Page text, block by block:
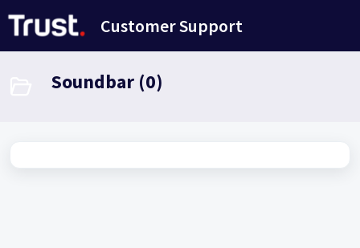
Customer Support
Soundbar (0)